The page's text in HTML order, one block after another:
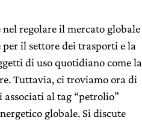
regolare il mercato globale
il settore dei trasporti e la
di uso quotidiano come la
Tuttavia, ci troviamo ora di
al tag “petrolio”
globale. Si discute